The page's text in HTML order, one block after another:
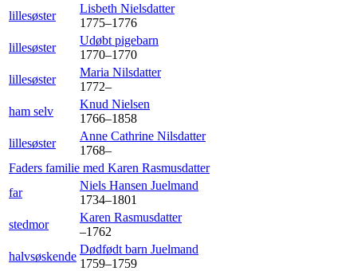
lillesøster
Lisbeth Nielsdatter
1775–1776
lillesøster
Udøbt pigebarn
1770–1770
lillesøster
Maria Nilsdatter
1772–
ham selv
Knud Nielsen
1766–1858
lillesøster
Anne Cathrine Nilsdatter
1768–
Faders familie med Karen Rasmusdatter
far
Niels Hansen Juelmand
1734–1801
stedmor
Karen Rasmusdatter
–1762
halvsøskende
Dødfødt barn Juelmand
1759–1759